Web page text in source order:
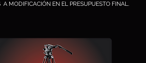
A MODIFICACIÓN EN EL PRESUPUESTO FINAL.